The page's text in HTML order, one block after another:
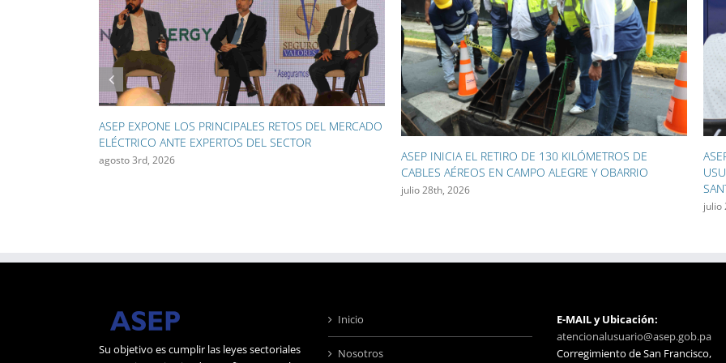
ASEP INICIA EL RETIRO DE 130 KILÓMETROS DE
ASEP ACERCÓ SUS SERVICIOS A CIENTOS DE
USUARIOS DURANTE LAS FIESTAS PATRONALES DE
SANTIAGO
LAS
julio
Su objetivo es cumplir las leyes sectoriales
Inicio
Nosotros
E-MAIL y Ubicación:
atencionalusuario@asep.gob.pa
Corregimiento de San Francisco,